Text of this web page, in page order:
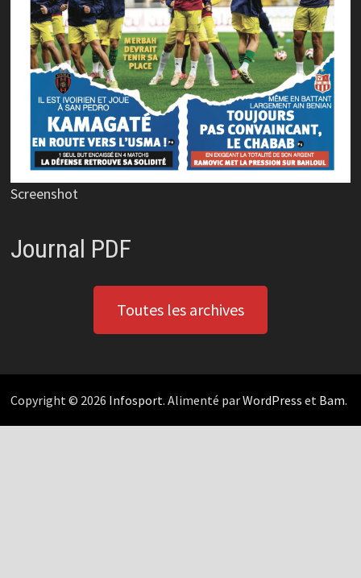
Screenshot
Journal PDF
Toutes les archives
Copyright © 2026 Infosport. Alimenté parWordPress et Bam.